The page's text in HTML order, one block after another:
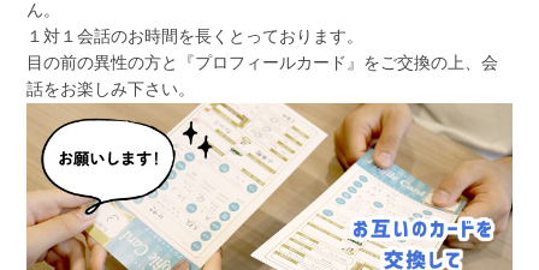
ん。
１対１会話のお時間を長くとっております。
目の前の異性の方と『プロフィールカード』をご交換の上、会
話をお楽しみ下さい。